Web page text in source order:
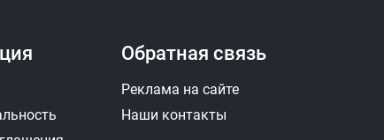
Обратная связь
Реклама на сайте
Наши контакты